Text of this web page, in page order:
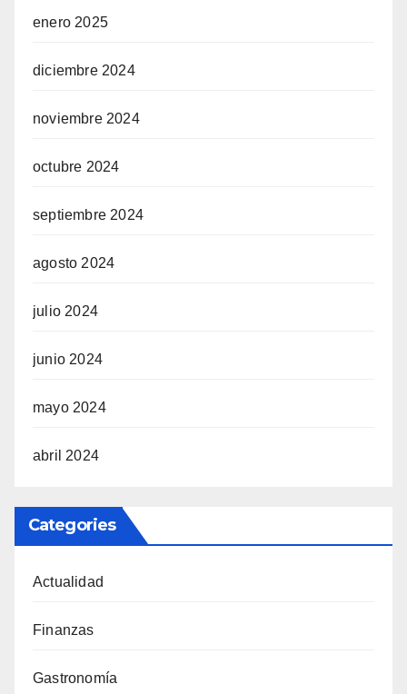
enero 2025
diciembre 2024
noviembre 2024
octubre 2024
septiembre 2024
agosto 2024
julio 2024
junio 2024
mayo 2024
abril 2024
Categories
Actualidad
Finanzas
Gastronomía